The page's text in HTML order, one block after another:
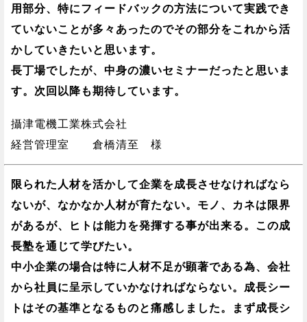
用部分、特にフィードバックの方法について実践でき
ていないことが多々あったのでその部分をこれから活
かしていきたいと思います。
長丁場でしたが、中身の濃いセミナーだったと思いま
す。次回以降も期待しています。
攝津電機工業株式会社
経営管理室 倉橋清至 様
限られた人材を活かして企業を成長させなければなら
ないが、なかなか人材が育たない。モノ、カネは限界
があるが、ヒトは能力を発揮する事が出来る。この成
長塾を通じて学びたい。
中小企業の場合は特に人材不足が顕著である為、会社
から社員に呈示していかなければならない。成長シー
トはその基準となるものと痛感しました。まず成長シ